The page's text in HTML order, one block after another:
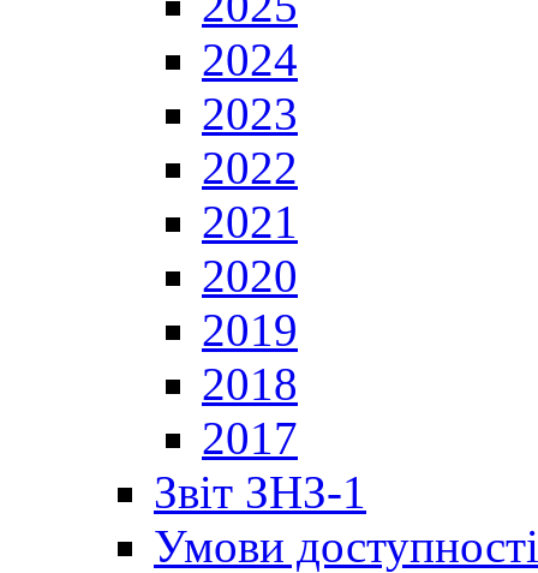
2024
2023
2022
2021
2020
2019
2018
2017
Звіт ЗНЗ-1
Умови